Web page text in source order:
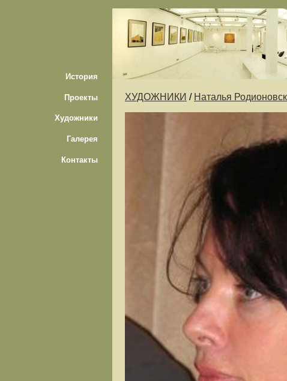
История
Проекты
Художники
Галерея
Контакты
ХУДОЖНИКИ / Наталья